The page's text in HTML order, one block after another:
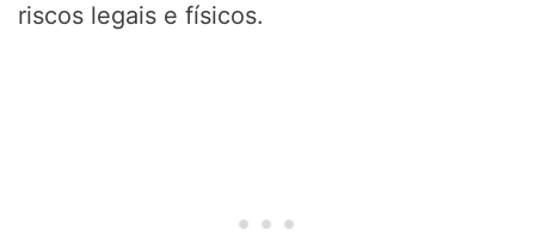
riscos legais e físicos.